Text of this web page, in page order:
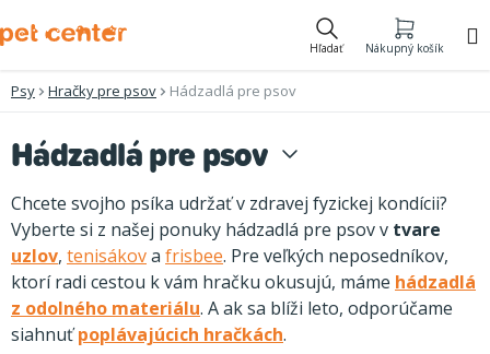
na
Hľadať Nákupný košík
Psy Hračky pre psov Hádzadlá pre psov
Hádzadlá pre psov
Chcete svojho psíka udržať v zdravej fyzickej kondícii?
Vyberte si z našej ponuky hádzadlá pre psov v tvare
uzlov, tenisákova frisbee. Pre veľkých neposedníkov,
ktorí radi cestou k vám hračku okusujú, máme hádzadlá
z odolného materiálu. A ak sa blíži leto, odporúčame
siahnuťpoplávajúcich hračkách.